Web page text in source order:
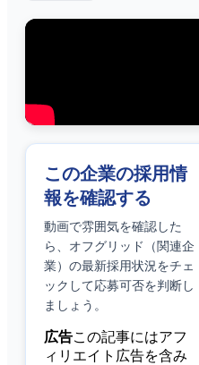
この企業の採用情
報を確認する
動画で雰囲気を確認した
ら、 オフグリッド（関連企
業） の最新採用状況をチェ
ックして応募可否を判断し
ましょう。
広告この記事にはアフ
ィリエイト広告を含み